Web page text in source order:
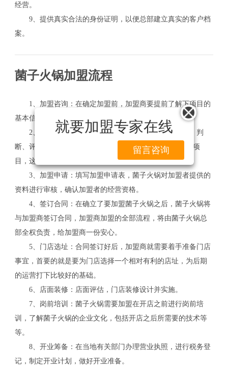
就要加盟专家在线
留言咨询
经营。
9、提供真实合法的身份证明，以便总部建立真实的客户档
案。
菌子火锅加盟流程
1、加盟咨询：在确定加盟前，加盟商要提前了解下项目的
基本信息和相关的加盟政策。
2、意向沟通：了解菌子火锅加盟代理所需要的条件、判
断、评估审核，判断您是否适合加盟或代理菌子火锅相关项
目，这是一个相互选择的过程。
3、加盟申请：填写加盟申请表，菌子火锅对加盟者提供的
资料进行审核，确认加盟者的经营资格。
4、签订合同：在确立了要加盟菌子火锅之后，菌子火锅将
与加盟商签订合同，加盟商加盟的全部流程，将由菌子火锅总
部全权负责，给加盟商一份安心。
5、门店选址：合同签订好后，加盟商就需要着手准备门店
事宜，首要的就是要为门店选择一个相对有利的店址，为后期
的运营打下比较好的基础。
6、店面装修：店面评估，门店装修设计并实施。
7、岗前培训：菌子火锅需要加盟在开店之前进行岗前培
训，了解菌子火锅的企业文化，包括开店之后所需要的技术等
等。
8、开业筹备：在当地有关部门办理营业执照，进行税务登
记，制定开业计划，做好开业准备。